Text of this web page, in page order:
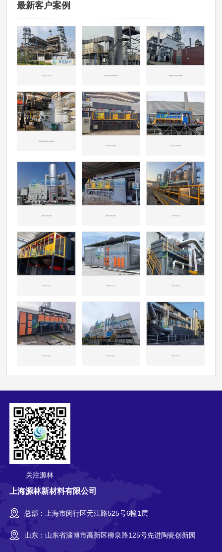
最新客户案例
国内知名垃圾焚烧企业一氧化碳处理
关注源林
上海源林新材料有限公司
总部：上海市闵行区元江路525号6幢1层
山东：山东省淄博市高新区柳泉路125号先进陶瓷创新园